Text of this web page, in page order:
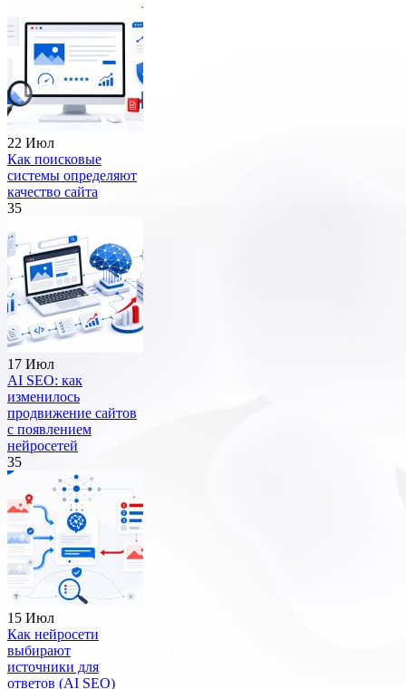
22 Июл
Как поисковые
системы определяют
качество сайта
35
17 Июл
AI SEO: как
изменилось
продвижение сайтов
с появлением
нейросетей
35
15 Июл
Как нейросети
выбирают
источники для
ответов (AI SEO)